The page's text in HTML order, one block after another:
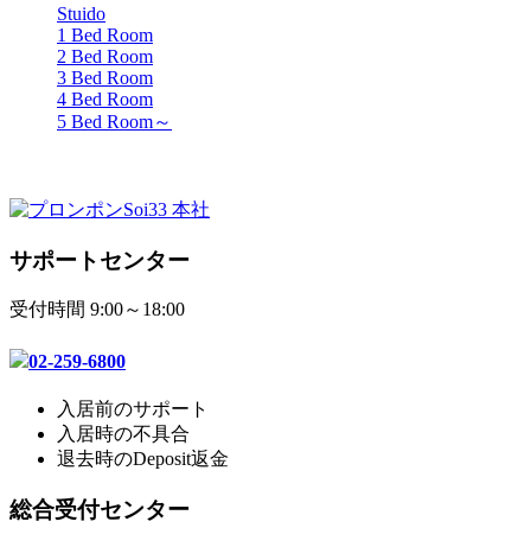
Stuido
1 Bed Room
2 Bed Room
3 Bed Room
4 Bed Room
5 Bed Room～
サポートセンター
受付時間 9:00～18:00
02-259-6800
入居前のサポート
入居時の不具合
退去時のDeposit返金
総合受付センター